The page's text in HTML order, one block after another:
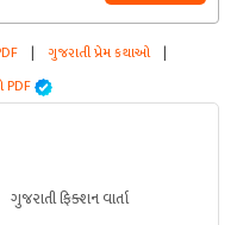
| ગુજરાતી પ્રેમ કથાઓ |
PDF
ગુજરાતી ફિક્શન વાર્તા